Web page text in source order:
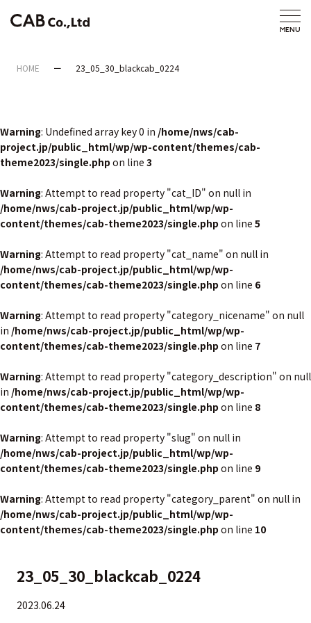
HOME 23_05_30_blackcab_0224
Warning: Undefined array key 0 in /home/nws/cab-
project.jp/public_html/wp/wp-content/themes/cab-
theme2023/single.php on line 3
Warning: Attempt to read property "cat_ID" on null in
/home/nws/cab-project.jp/public_html/wp/wp-
content/themes/cab-theme2023/single.php on line 5
Warning: Attempt to read property "cat_name" on null in
/home/nws/cab-project.jp/public_html/wp/wp-
content/themes/cab-theme2023/single.php on line 6
Warning: Attempt to read property "category_nicename" on null
in /home/nws/cab-project.jp/public_html/wp/wp-
content/themes/cab-theme2023/single.php on line 7
Warning: Attempt to read property "category_description" on null
in /home/nws/cab-project.jp/public_html/wp/wp-
content/themes/cab-theme2023/single.php on line 8
Warning: Attempt to read property "slug" on null in
/home/nws/cab-project.jp/public_html/wp/wp-
content/themes/cab-theme2023/single.php on line 9
Warning: Attempt to read property "category_parent" on null in
/home/nws/cab-project.jp/public_html/wp/wp-
content/themes/cab-theme2023/single.php on line 10
23_05_30_blackcab_0224
2023.06.24